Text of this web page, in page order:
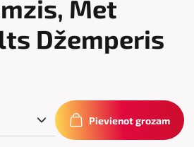
Met
Džemperis
Pievienot grozam